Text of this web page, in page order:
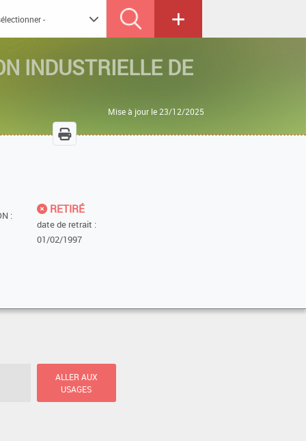
INDUSTRIELLE DE
Mise à jour le 23/12/2025
:
RETIRÉ
date de retrait :
01/02/1997
ALLER AUX
USAGES